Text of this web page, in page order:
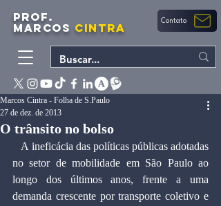
PROF.
MARCOS CINTRA Contato
O trânsito no bolso
Marcos Cintra - Folha de S.Paulo
27 de dez. de 2013
no setor de mobilidade em São Paulo ao
longo dos últimos anos, frente a uma
demanda crescente por transporte coletivo e